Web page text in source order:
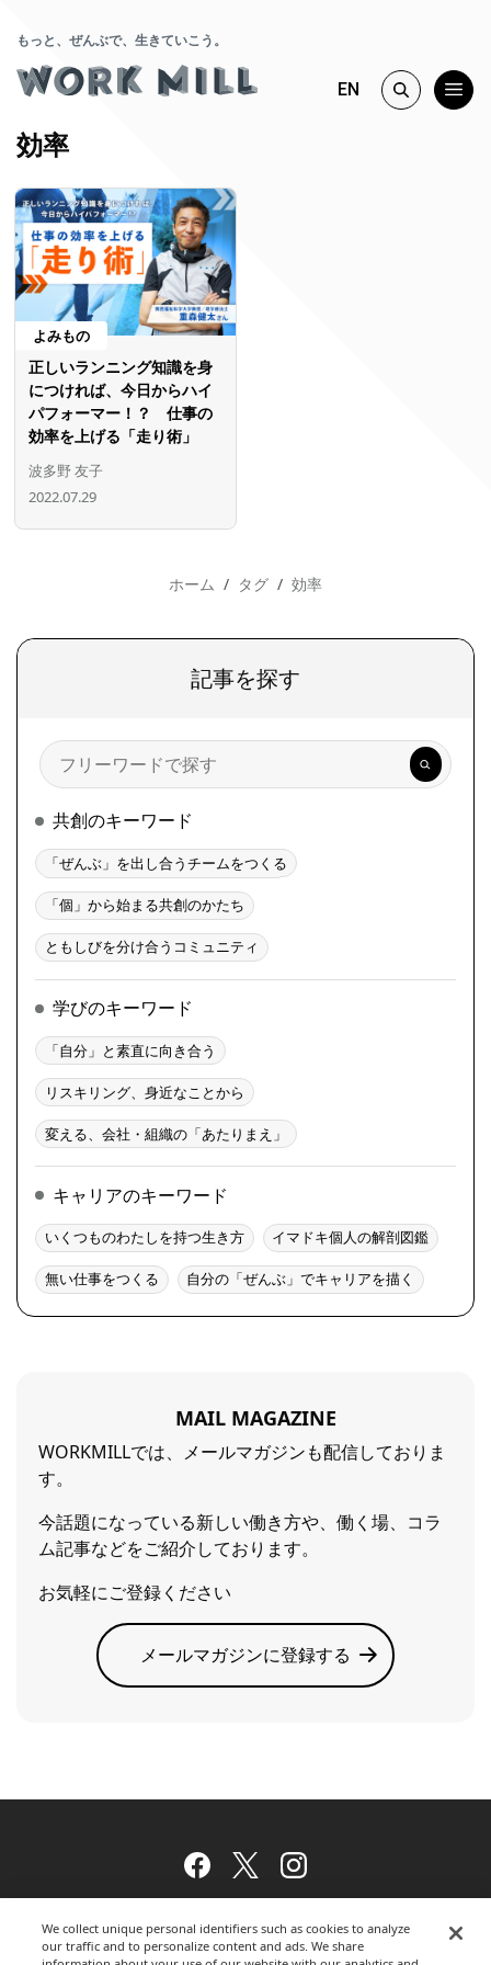
もっと、ぜんぶで、生きていこう。
EN
効率
よみもの
正しいランニング知識を身
につければ、今日からハイ
パフォーマー！？ 仕事の
効率を上げる「走り術」
波多野 友子
2022.07.29
ホーム タグ 効率
記事を探す
検
索
共創のキーワード
「ぜんぶ」を出し合うチームをつくる
「個」から始まる共創のかたち
ともしびを分け合うコミュニティ
学びのキーワード
「自分」と素直に向き合う
リスキリング、身近なことから
変える、会社・組織の「あたりまえ」
キャリアのキーワード
いくつものわたしを持つ生き方 イマドキ個人の解剖図鑑
無い仕事をつくる 自分の「ぜんぶ」でキャリアを描く
MAIL MAGAZINE
WORKMILLでは、メールマガジンも配信しておりま
す。
今話題になっている新しい働き方や、働く場、コラ
ム記事などをご紹介しております。
お気軽にご登録ください
メールマガジンに登録する
Facebook
TwitterInstagram
ウェブサイトのご利用について
We collect unique personal identifiers such as cookies to analyze
our traffic and to personalize content and ads. We share